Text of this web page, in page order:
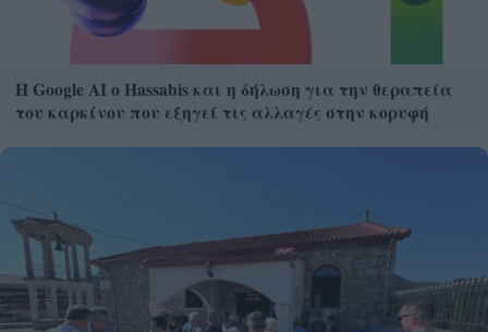
Η Google ΑΙ ο Hassabis και η δήλωση για την θεραπεία
του καρκίνου που εξηγεί τις αλλαγές στην κορυφή